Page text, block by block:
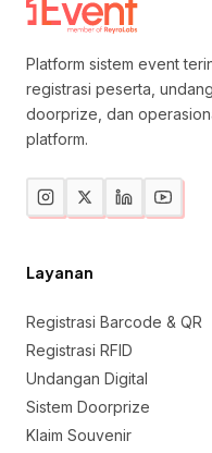
Platform sistem event
registrasi peserta,
doorprize, dan
platform.
Layanan
Registrasi Barcode & QR
Registrasi RFID
Undangan Digital
Sistem Doorprize
Klaim Souvenir